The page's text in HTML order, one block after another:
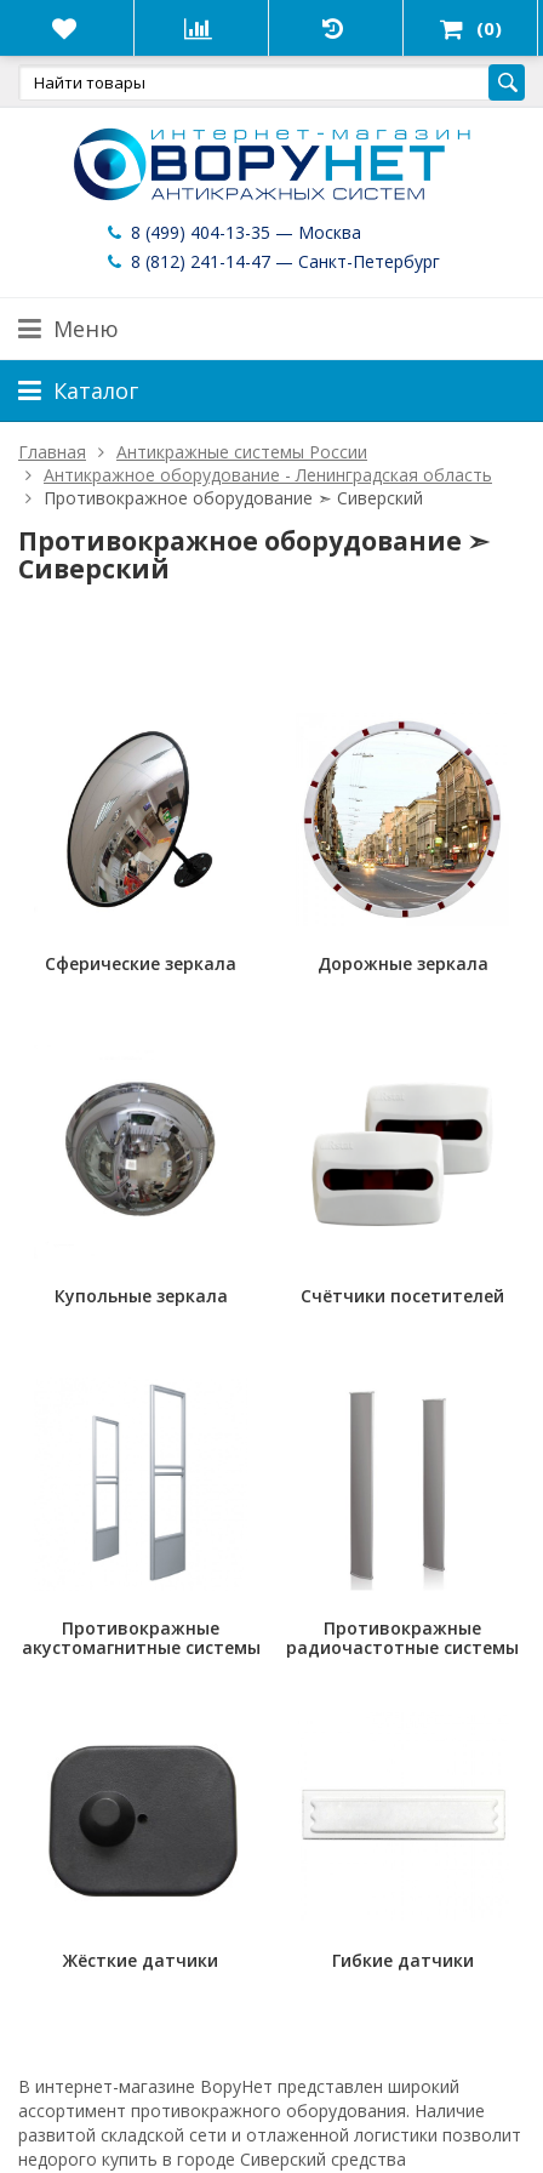
(0)
8 (499) 404-13-35 — Москва
8 (812) 241-14-47 — Санкт-Петербург
Меню
Каталог
Главная
Антикражные системы России
Антикражное оборудование - Ленинградская область
Противокражное оборудование ➣ Сиверский
Противокражное оборудование ➣
Сиверский
Сферические зеркала Дорожные зеркала
Купольные зеркала Счётчики посетителей
Противокражные
акустомагнитные системы
Противокражные
радиочастотные системы
Жёсткие датчики Гибкие датчики
В интернет-магазине ВоруНет представлен широкий
ассортимент противокражного оборудования. Наличие
развитой складской сети и отлаженной логистики позволит
недорого купить в городе Сиверский средства